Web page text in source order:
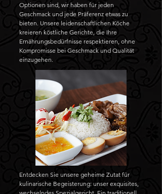
Optionen sind, wir haben für jeden
Geschmack und jede Präferenz etwas zu
bieten. Unsere leidenschaftlichen Köche
kreieren köstliche Gerichte, die Ihre
Ernährungsbedürfnisse respektieren, ohne
Kompromisse bei Geschmack und Qualität
einzugehen.
Entdecken Sie unsere geheime Zutat für
kulinarische Begeisterung: unser exquisites,